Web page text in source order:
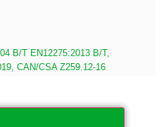
B/T EN12275:2013 B/T,
CAN/CSA Z259.12-16